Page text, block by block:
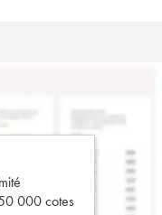
000 cotes